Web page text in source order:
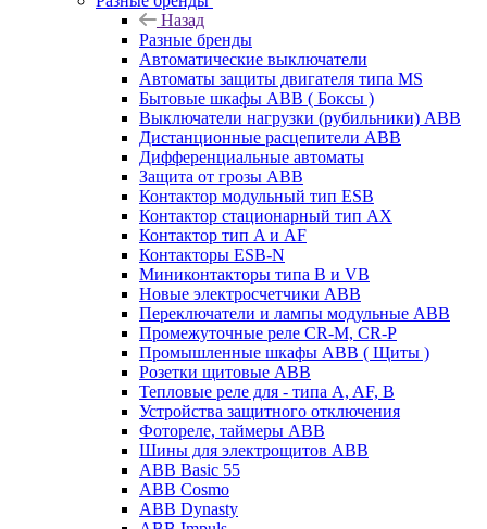
Назад
Разные бренды
Автоматические выключатели
Автоматы защиты двигателя типа MS
Бытовые шкафы ABB ( Боксы )
Выключатели нагрузки (рубильники) ABB
Дистанционные расцепители ABB
Дифференциальные автоматы
Защита от грозы ABB
Контактор модульный тип ESB
Контактор стационарный тип AX
Контактор тип A и AF
Контакторы ESB-N
Миниконтакторы типа B и VB
Новые электросчетчики ABB
Переключатели и лампы модульные ABB
Промежуточные реле CR-M, CR-P
Промышленные шкафы ABB ( Щиты )
Розетки щитовые ABB
Тепловые реле для - типа A, AF, B
Устройства защитного отключения
Фотореле, таймеры ABB
Шины для электрощитов АВВ
ABB Basic 55
ABB Cosmo
ABB Dynasty